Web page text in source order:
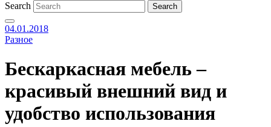
Search
04.01.2018
Разное
Бескаркасная мебель –
красивый внешний вид и
удобство использования